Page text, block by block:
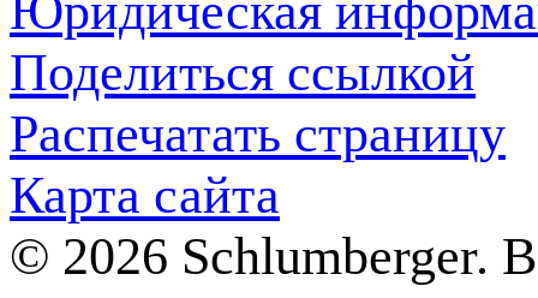
Поделиться ссылкой
Распечатать страницу
Карта сайта
© 2026 Schlumberger.